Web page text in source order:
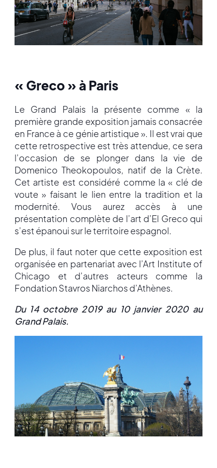
« Greco » à Paris
Le Grand Palais la présente comme « la
première grande exposition jamais consacrée
en France à ce génie artistique ». Il est vrai que
cette retrospective est très attendue, ce sera
l’occasion de se plonger dans la vie de
Domenico Theokopoulos, natif de la Crète.
Cet artiste est considéré comme la « clé de
voute » faisant le lien entre la tradition et la
modernité. Vous aurez accès à une
présentation complète de l’art d’El Greco qui
s’est épanoui sur le territoire espagnol.
De plus, il faut noter que cette exposition est
organisée en partenariat avec l’Art Institute of
Chicago et d’autres acteurs comme la
Fondation Stavros Niarchos d’Athènes.
Du 14 octobre 2019 au 10 janvier 2020 au
Grand Palais.